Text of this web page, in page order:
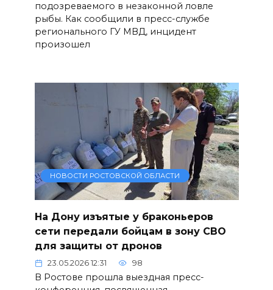
подозреваемого в незаконной ловле
рыбы. Как сообщили в пресс-службе
регионального ГУ МВД, инцидент
произошел
НОВОСТИ РОСТОВСКОЙ ОБЛАСТИ
На Дону изъятые у браконьеров
сети передали бойцам в зону СВО
для защиты от дронов
23.05.2026 12:31 98
В Ростове прошла выездная пресс-